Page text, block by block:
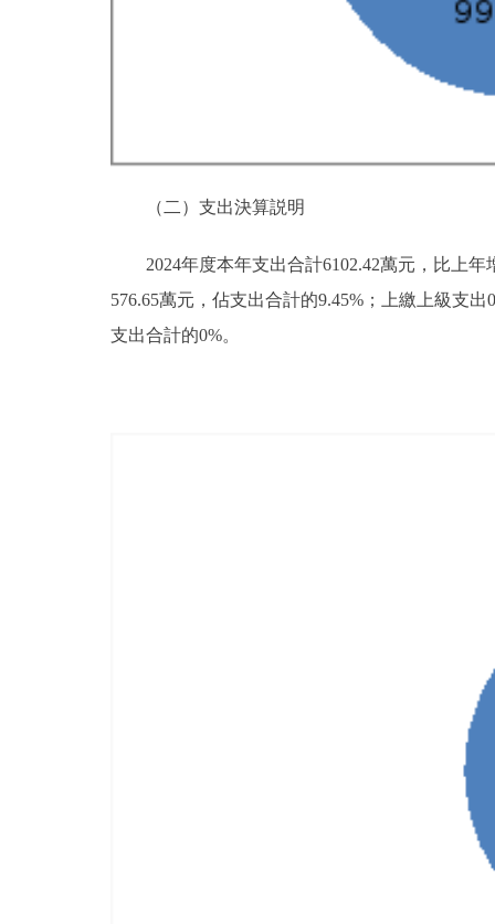
（二）支出決算説明
2024年度本年支出合計6102.42萬元，比上
576.65萬元，佔支出合計的9.45%；上繳上級支
支出合計的0%。